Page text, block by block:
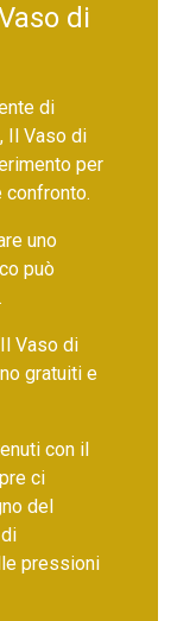
di
di
Il Vaso di
per
confronto.
uno
può
Vaso di
gratuiti e
con il
ci
del
pressioni